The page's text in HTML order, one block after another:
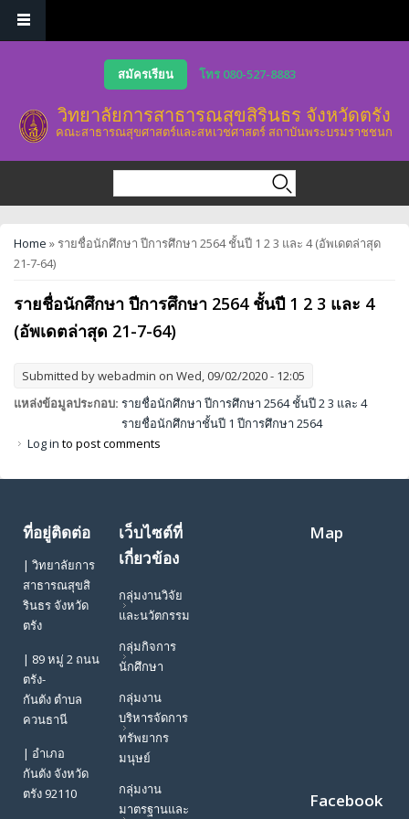
สมัครเรียน
โทร 080-527-8883
วิทยาลัยการสาธารณสุขสิรินธร จังหวัดตรัง
คณะสาธารณสุขศาสตร์และสหเวชศาสตร์ สถาบันพระบรมราชชนก
You are here
Home » รายชื่อนักศึกษา ปีการศึกษา 2564 ชั้นปี 1 2 3 และ 4 (อัพเดตล่าสุด
21-7-64)
รายชื่อนักศึกษา ปีการศึกษา 2564 ชั้นปี 1 2 3 และ 4
(อัพเดตล่าสุด 21-7-64)
Submitted bywebadmin on Wed, 09/02/2020 - 12:05
แหล่งข้อมูลประกอบ: รายชื่อนักศึกษา ปีการศึกษา 2564 ชั้นปี 2 3 และ 4
รายชื่อนักศึกษาชั้นปี 1 ปีการศึกษา 2564
Log in to post comments
ที่อยู่ติดต่อ
| วิทยาลัยการ
สาธารณสุขสิ
รินธร จังหวัด
ตรัง
| 89 หมู่ 2 ถนน
ตรัง-
กันตัง ตำบล
ควนธานี
| อำเภอ
กันตัง จังหวัด
ตรัง 92110
เว็บไซต์ที่
เกี่ยวข้อง
กลุ่มงานวิจัย
และนวัตกรรม
กลุ่มกิจการ
นักศึกษา
กลุ่มงาน
บริหารจัดการ
ทรัพยากร
มนุษย์
กลุ่มงาน
มาตรฐานและ
Map
Facebook